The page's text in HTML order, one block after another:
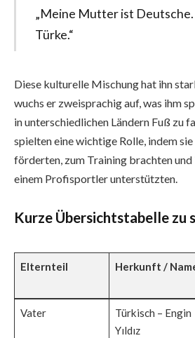
„Meine Mutter ist
Türke.“
Diese kulturelle Mischung hat ihn
wuchs er zweisprachig auf, was ihm
in unterschiedlichen Ländern Fuß zu
spielten eine wichtige Rolle, indem
förderten, zum Training brachten und
einem Profisportler unterstützten.
Kurze Übersichtstabelle zu
Elternteil Herkunft /
Vater
Türkisch – Engin
Yıldız